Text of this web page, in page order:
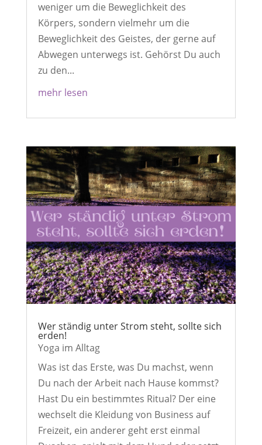
weniger um die Beweglichkeit des
Körpers, sondern vielmehr um die
Beweglichkeit des Geistes, der gerne auf
Abwegen unterwegs ist. Gehörst Du auch
zu den...
mehr lesen
Wer ständig unter Strom steht, sollte sich
erden!
Yoga im Alltag
Was ist das Erste, was Du machst, wenn
Du nach der Arbeit nach Hause kommst?
Hast Du ein bestimmtes Ritual? Der eine
wechselt die Kleidung von Business auf
Freizeit, ein anderer geht erst einmal